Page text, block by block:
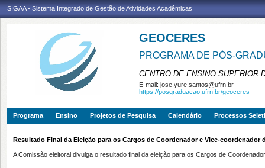
SIGAA - Sistema Integrado de Gestão de Atividades Acadêmicas
GEOCERES
PROGRAMA DE PÓS-
CENTRO DE ENSINO SUPERIOR
E-mail: jose.yure.santos@ufrn.br
https://posgraduacao.ufrn.br/geoceres
Programa Ensino Projetos de Pesquisa Calendário Processos
Resultado Final da Eleição para os Cargos de Coordenador e Vice-coordenador
A Comissão eleitoral divulga o resultado final da eleição para os Cargos de